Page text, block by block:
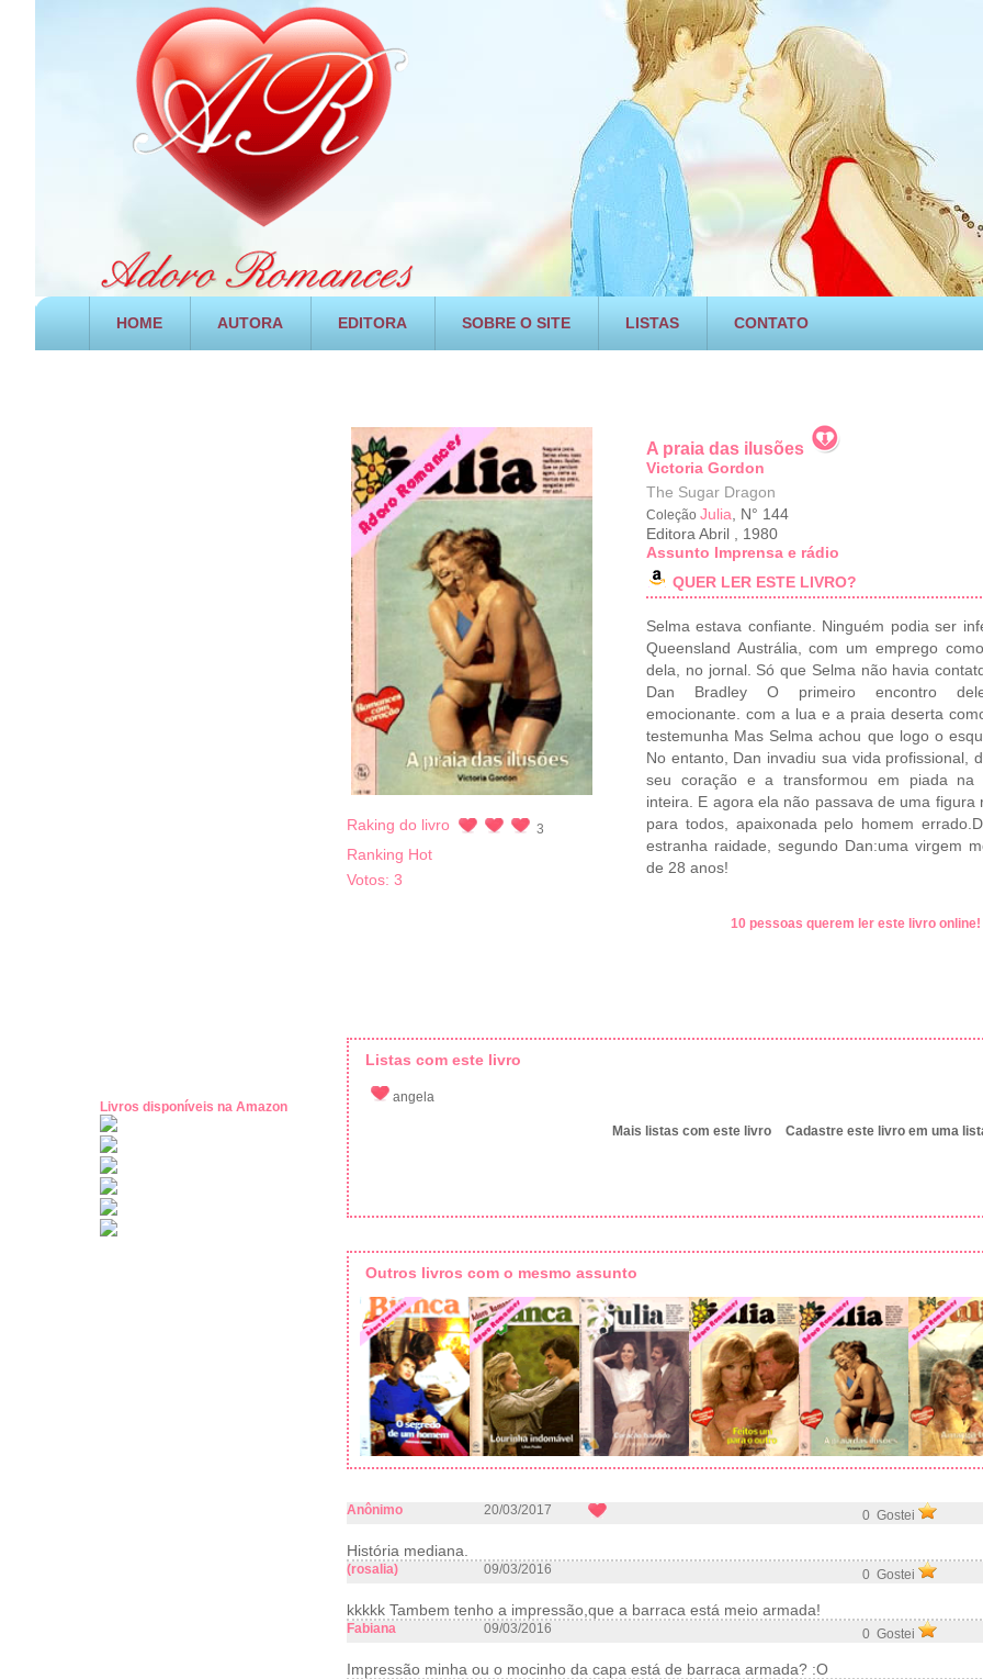
HOME AUTORA EDITORA SOBRE O SITE LISTAS CONTATO
Livros disponíveis na Amazon
Raking do livro 3
Ranking Hot
Votos: 3
A praia das ilusões
Victoria Gordon
The Sugar Dragon
Coleção Julia , N° 144
Editora Abril
1980
Assunto Imprensa e rádio
QUER LER ESTE LIVRO?
Selma estava confiante. Ninguém podia ser
Queensland Austrália, com um emprego
dela, no jornal. Só que Selma não havia
Dan Bradley O primeiro encontro
emocionante. com a lua e a praia deserta
testemunha Mas Selma achou que logo o
No entanto, Dan invadiu sua vida profissional,
seu coração e a transformou em piada na
inteira. E agora ela não passava de uma figura
para todos, apaixonada pelo homem
estranha raidade, segundo Dan:uma virgem
de 28 anos!
10 pessoas querem ler este livro online!
Listas com este livro
angela
Mais listas com este livro Cadastre este livro em uma
Outros livros com o mesmo assunto
Anônimo 20/03/2017 0 Gostei
História mediana.
(rosalia) 09/03/2016 0 Gostei
kkkkk Tambem tenho a impressão,que a barraca está meio armada!
Fabiana 09/03/2016 0 Gostei
Impressão minha ou o mocinho da capa está de barraca armada? :O